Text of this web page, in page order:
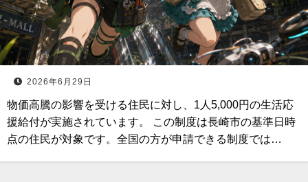
2026年6月29日
物価高騰の影響を受ける住民に対し、1人5,000円の生活応
援給付が実施されています。 この制度は長崎市の基準日時
点の住民が対象です。全国の方が申請できる制度では…